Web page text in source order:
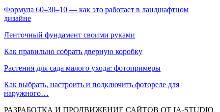
Формула 60–30–10 — как это работает в ландшафтном
дизайне
Ленточный фундамент своими руками
Как правильно собрать дверную коробку
Растения для сада малого ухода: фотопримеры
Как выбрать, настроить и подключить фотореле для
наружного…
РАЗРАБОТКА И ПРОДВИЖЕНИЕ САЙТОВ ОТ IA-STUDIO